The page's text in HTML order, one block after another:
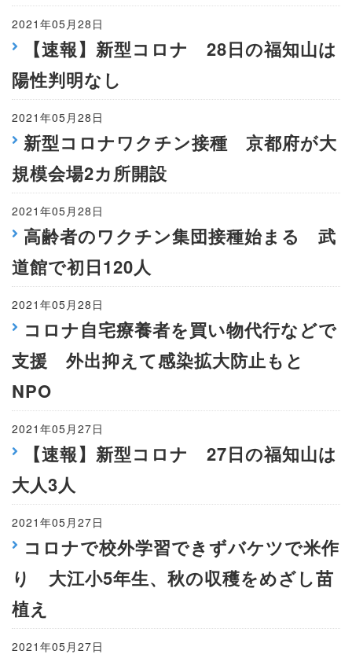
2021年05月28日
【速報】新型コロナ 28日の福知山は
陽性判明なし
2021年05月28日
新型コロナワクチン接種 京都府が大
規模会場2カ所開設
2021年05月28日
高齢者のワクチン集団接種始まる 武
道館で初日120人
2021年05月28日
コロナ自宅療養者を買い物代行などで
支援 外出抑えて感染拡大防止もと
NPO
2021年05月27日
【速報】新型コロナ 27日の福知山は
大人3人
2021年05月27日
コロナで校外学習できずバケツで米作
り 大江小5年生、秋の収穫をめざし苗
植え
2021年05月27日